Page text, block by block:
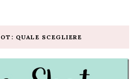
QUALE SCEGLIERE